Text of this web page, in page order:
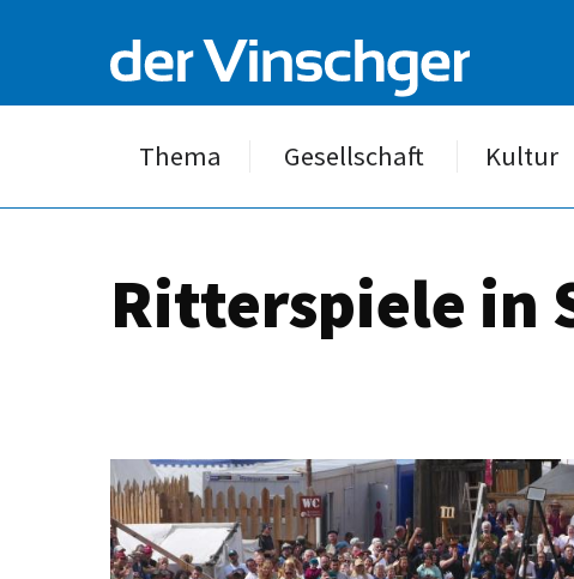
Thema Gesellschaft Kultur
Ritterspiele in